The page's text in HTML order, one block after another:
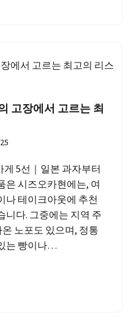
고장에서 고르는 최
게 5선｜일본 과자부터
은 시즈오카현에는, 여
나 테이크아웃에 추천
니다. 그중에는 지역 주
노포도 있으며, 정통
는 빵이나…